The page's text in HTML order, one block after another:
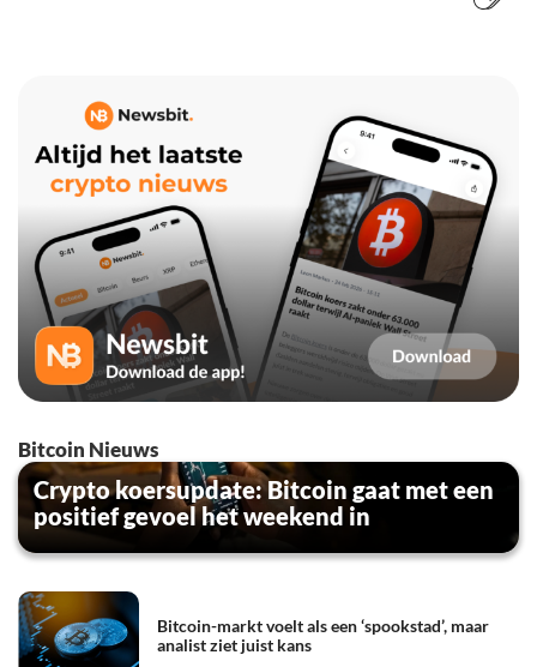
Bitcoin Nieuws
Crypto koersupdate: Bitcoin gaat met een
positief gevoel het weekend in
Bitcoin-markt voelt als een ‘spookstad’, maar
analist ziet juist kans